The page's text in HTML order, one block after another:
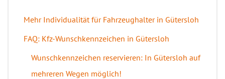
Mehr Individualität für Fahrzeughalter in Gütersloh
FAQ: Kfz-Wunschkennzeichen in Gütersloh
Wunschkennzeichen reservieren: In Gütersloh auf
mehreren Wegen möglich!